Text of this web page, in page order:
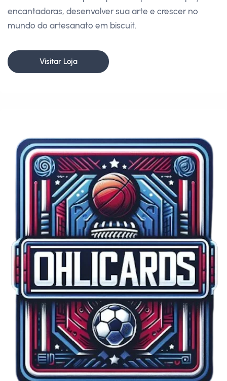
encantadoras, desenvolver sua arte e crescer no
mundo do artesanato em biscuit.
Visitar Loja